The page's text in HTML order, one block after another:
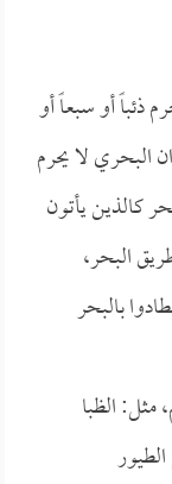
ذئباً أو سبعاً أو
البحري لا يحرم
كالذين يأتون
البحر،
بالبحر
الظبا